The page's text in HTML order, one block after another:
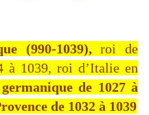
(990-1039),roi de
à 1039, roi d’Italie en
de 1027 à
de 1032 à 1039